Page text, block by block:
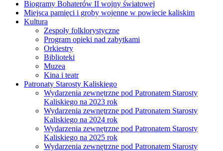
Biogramy Bohaterów II wojny światowej
Miejsca pamięci i groby wojenne w powiecie kaliskim
Kultura
Zespoły folklorystyczne
Program opieki nad zabytkami
Orkiestry
Biblioteki
Muzea
Kina i teatr
Patronaty Starosty Kaliskiego
Wydarzenia zewnętrzne pod Patronatem Starosty
Kaliskiego na 2023 rok
Wydarzenia zewnętrzne pod Patronatem Starosty
Kaliskiego na 2024 rok
Wydarzenia zewnętrzne pod Patronatem Starosty
Kaliskiego na 2025 rok
Wydarzenia zewnętrzne pod Patronatem Starosty